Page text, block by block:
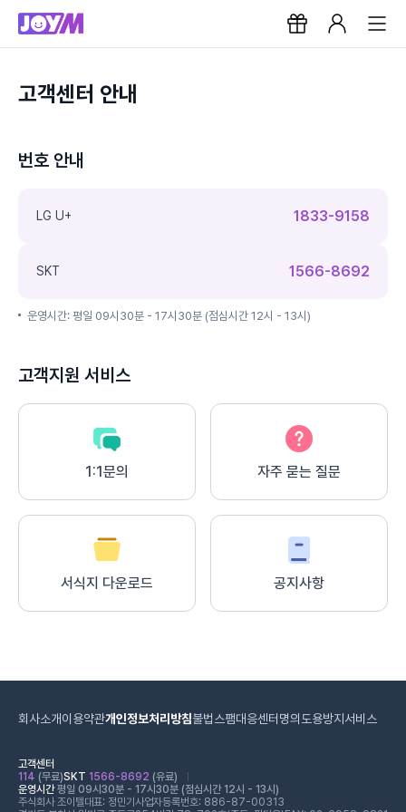
고객센터 안내
번호 안내
LG U+ 1833-9158
SKT 1566-8692
운영시간: 평일 09시30분 - 17시30분 (점심시간 12시 - 13시)
고객지원 서비스
1:1문의 자주 묻는 질문
서식지 다운로드 공지사항
회사소개이용약관개인정보처리방침불법스팸대응센터 명의도용방지서비스
고객센터
114 (무료)SKT 1566-8692 (유료)
운영시간평일 09시30분 - 17시30분 (점심시간 12시 - 13시)
주식회사 조이텔대표: 정민기 사업자등록번호: 886-87-00313